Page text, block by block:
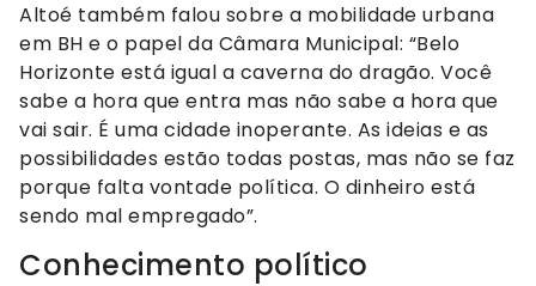
Altoé também falou sobre a mobilidade urbana
em BH e o papel da Câmara Municipal: “Belo
Horizonte está igual a caverna do dragão. Você
sabe a hora que entra mas não sabe a hora que
vai sair. É uma cidade inoperante. As ideias e as
possibilidades estão todas postas, mas não se faz
porque falta vontade política. O dinheiro está
sendo mal empregado”.
Conhecimento político